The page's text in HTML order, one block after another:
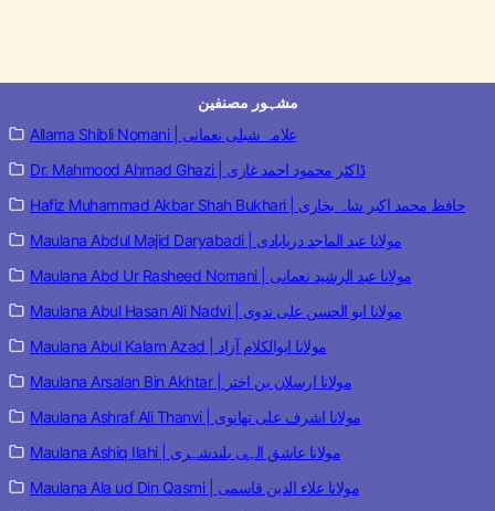
مشہور مصنفین
Allama Shibli Nomani | علامہ شبلی نعمانی
Dr. Mahmood Ahmad Ghazi | ڈاکٹر محمود احمد غازی
Hafiz Muhammad Akbar Shah Bukhari | حافظ محمد اکبر شاہ بخاری
Maulana Abdul Majid Daryabadi | مولانا عبد الماجد دریابادی
Maulana Abd Ur Rasheed Nomani | مولانا عبد الرشید نعمانی
Maulana Abul Hasan Ali Nadvi | مولانا ابو الحسن علی ندوی
Maulana Abul Kalam Azad | مولانا ابوالکلام آزاد
Maulana Arsalan Bin Akhtar | مولانا ارسلان بن اختر
Maulana Ashraf Ali Thanvi | مولانا اشرف علی تھانوی
Maulana Ashiq Ilahi | مولانا عاشق الہی بلندشہری
Maulana Ala ud Din Qasmi | مولانا علاء الدین قاسمی